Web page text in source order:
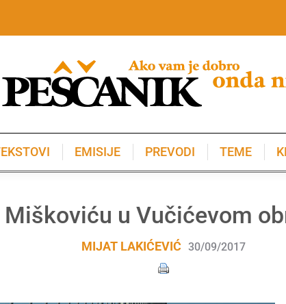
EMISIJE PREVODI TEME
Miškoviću u Vučićevom
MIJAT LAKIĆEVIĆ 30/09/2017